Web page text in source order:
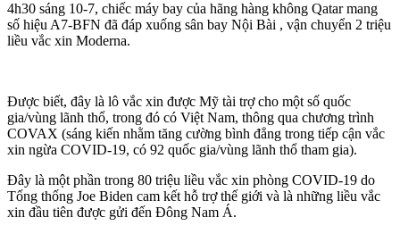
4h30 sáng 10-7, chiếc máy bay của hãng hàng không Qatar mang
số hiệu A7-BFN đã đáp xuống sân bay Nội Bài , vận chuyển 2 triệu
liều vắc xin Moderna.
Được biết, đây là lô vắc xin được Mỹ tài trợ cho một số quốc
gia/vùng lãnh thổ, trong đó có Việt Nam, thông qua chương trình
COVAX (sáng kiến nhằm tăng cường bình đẳng trong tiếp cận vắc
xin ngừa COVID-19, có 92 quốc gia/vùng lãnh thổ tham gia).
Đây là một phần trong 80 triệu liều vắc xin phòng COVID-19 do
Tổng thống Joe Biden cam kết hỗ trợ thế giới và là những liều vắc
xin đầu tiên được gửi đến Đông Nam Á.